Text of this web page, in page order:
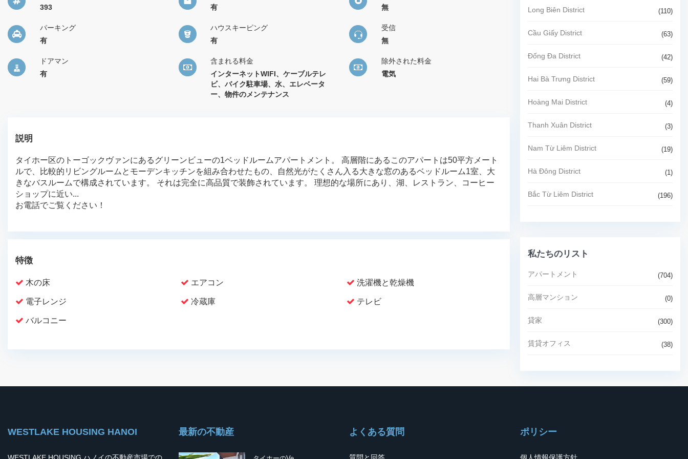
393
有
無
パーキング
有
ハウスキーピング
有
受信
無
ドアマン
有
含まれる料金
インターネットWIFI、ケーブルテレ
ビ、バイク駐車場、水、エレベータ
ー、物件のメンテナンス
除外された料金
電気
説明
タイホー区のトーゴックヴァンにあるグリーンビューの1ベッドルームアパートメント。 高層階にあるこのアパートは50平方メート
ルで、比較的リビングルームとモーデンキッチンを組み合わせたもの、自然光がたくさん入る大きな窓のあるベッドルーム1室、大
きなバスルームで構成されています。 それは完全に高品質で装飾されています。 理想的な場所にあり、湖、レストラン、コーヒー
ショップに近い...
お電話でご覧ください！
特徴
木の床 エアコン 洗濯機と乾燥機
電子レンジ 冷蔵庫 テレビ
バルコニー
Long Biên District (110)
Cầu Giấy District (63)
Đống Đa District (42)
Hai Bà Trưng District (59)
Hoàng Mai District (4)
Thanh Xuân District (3)
Nam Từ Liêm District (19)
Hà Đông District (1)
Bắc Từ Liêm District (196)
私たちのリスト
アパートメント (704)
高層マンション (0)
貸家 (300)
賃貸オフィス (38)
WESTLAKE HOUSING HANOI
WESTLAKE HOUSING ハノイの不動産市場での
最新の不動産 よくある質問
質問と回答
ポリシー
個人情報保護方針